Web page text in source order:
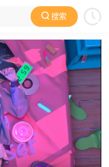
搜索
欧美动漫 动漫电影